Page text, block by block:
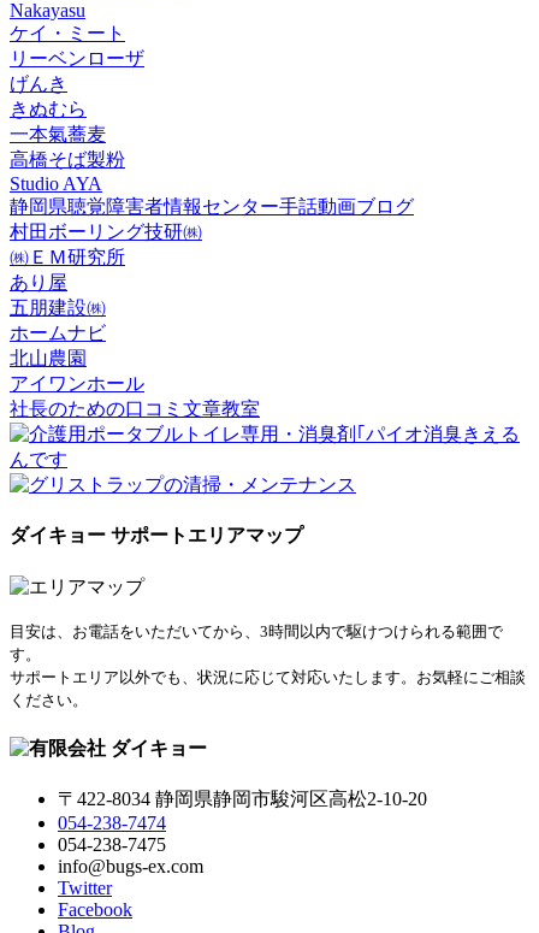
Nakayasu
ケイ・ミート
リーベンローザ
げんき
きぬむら
一本氣蕎麦
高橋そば製粉
Studio AYA
静岡県聴覚障害者情報センター手話動画ブログ
村田ボーリング技研㈱
㈱ＥＭ研究所
あり屋
五朋建設㈱
ホームナビ
北山農園
アイワンホール
社長のための口コミ文章教室
ダイキョー サポートエリアマップ
目安は、お電話をいただいてから、3時間以内で駆けつけられる範囲で
す。
サポートエリア以外でも、状況に応じて対応いたします。お気軽にご相談
ください。
〒422-8034 静岡県静岡市駿河区高松2-10-20
054-238-7474
054-238-7475
info@bugs-ex.com
Twitter
Facebook